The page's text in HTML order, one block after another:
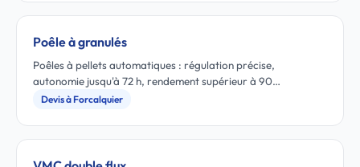
Poêle à granulés
Poêles à pellets automatiques : régulation précise,
autonomie jusqu'à 72 h, rendement supérieur à 90…
Devis à Forcalquier